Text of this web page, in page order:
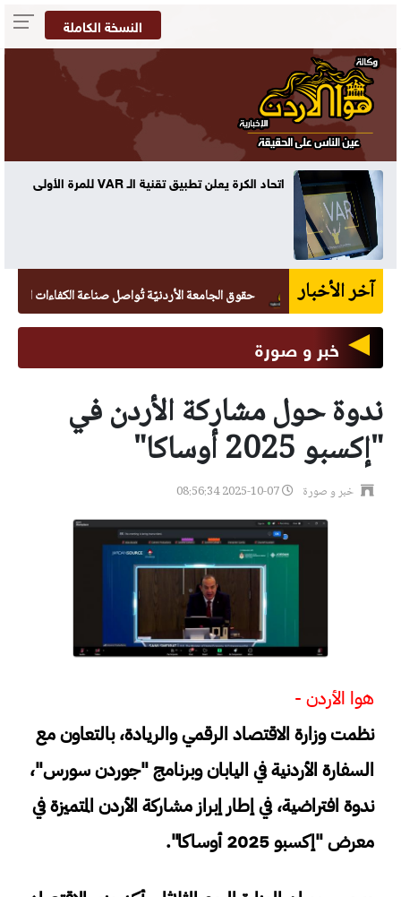
النسخة الكاملة
اتحاد الكرة يعلن تطبيق تقنية الـ VAR للمرة الأولى
آخر الأخبار حقوق الجامعة الأردنيّة تُواصل صناعة الكفاءات القانونيّة بتخريج 265 طالبًا
خبر و صورة
ندوة حول مشاركة الأردن في
"إكسبو 2025 أوساكا"
خبر و صورة
هوا الأردن -
نظمت وزارة الاقتصاد الرقمي والريادة، بالتعاون مع
السفارة الأردنية في اليابان وبرنامج "جوردن سورس"،
ندوة افتراضية، في إطار إبراز مشاركة الأردن المتميزة في
معرض "إكسبو 2025 أوساكا".